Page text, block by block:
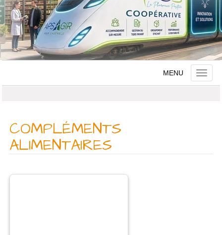
Toggle
MENU
COMPLÉMENTS
ALIMENTAIRES